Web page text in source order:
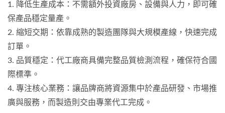
1. 降低生產成本：不需額外投資廠房、設備與人力，即可確
保產品穩定量產。
2. 縮短交期：依靠成熟的製造團隊與大規模產線，快速完成
訂單。
3. 品質穩定：代工廠商具備完整品質檢測流程，確保符合國
際標準。
4. 專注核心業務：讓品牌商將資源集中於產品研發、市場推
廣與服務，而製造則交由專業代工完成。